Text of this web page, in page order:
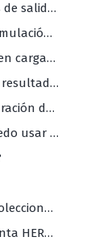
¿Cómo encuentro los lugares de salida de autobús y/o tren más cercanos?
¿Cómo puedo ejecutar una simulación de viaje en la app?
¿Por qué la aplicación tarda en cargarse?
¿Por qué no obtengo ningún resultado de búsqueda?
¿El uso del GPS agotará la duración de la batería de mi teléfono?
¿Qué tipos de navegación puedo usar con la aplicación HERE WeGo?
¿Cómo puedo crear nuevas Colecciones?
¿Por qué debo crear una cuenta HERE WeGo?